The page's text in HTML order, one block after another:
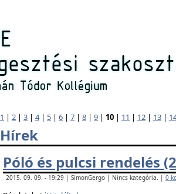
1 | 2 | 3 | 4| 5 | 6 | 7 | 8 | 9 | 10 | 11 | 12 | 13 |
Hírek
Póló és pulcsi rendelés
2015. 09. 09. - 19:29 | SimonGergo | Nincs kategória. | 0